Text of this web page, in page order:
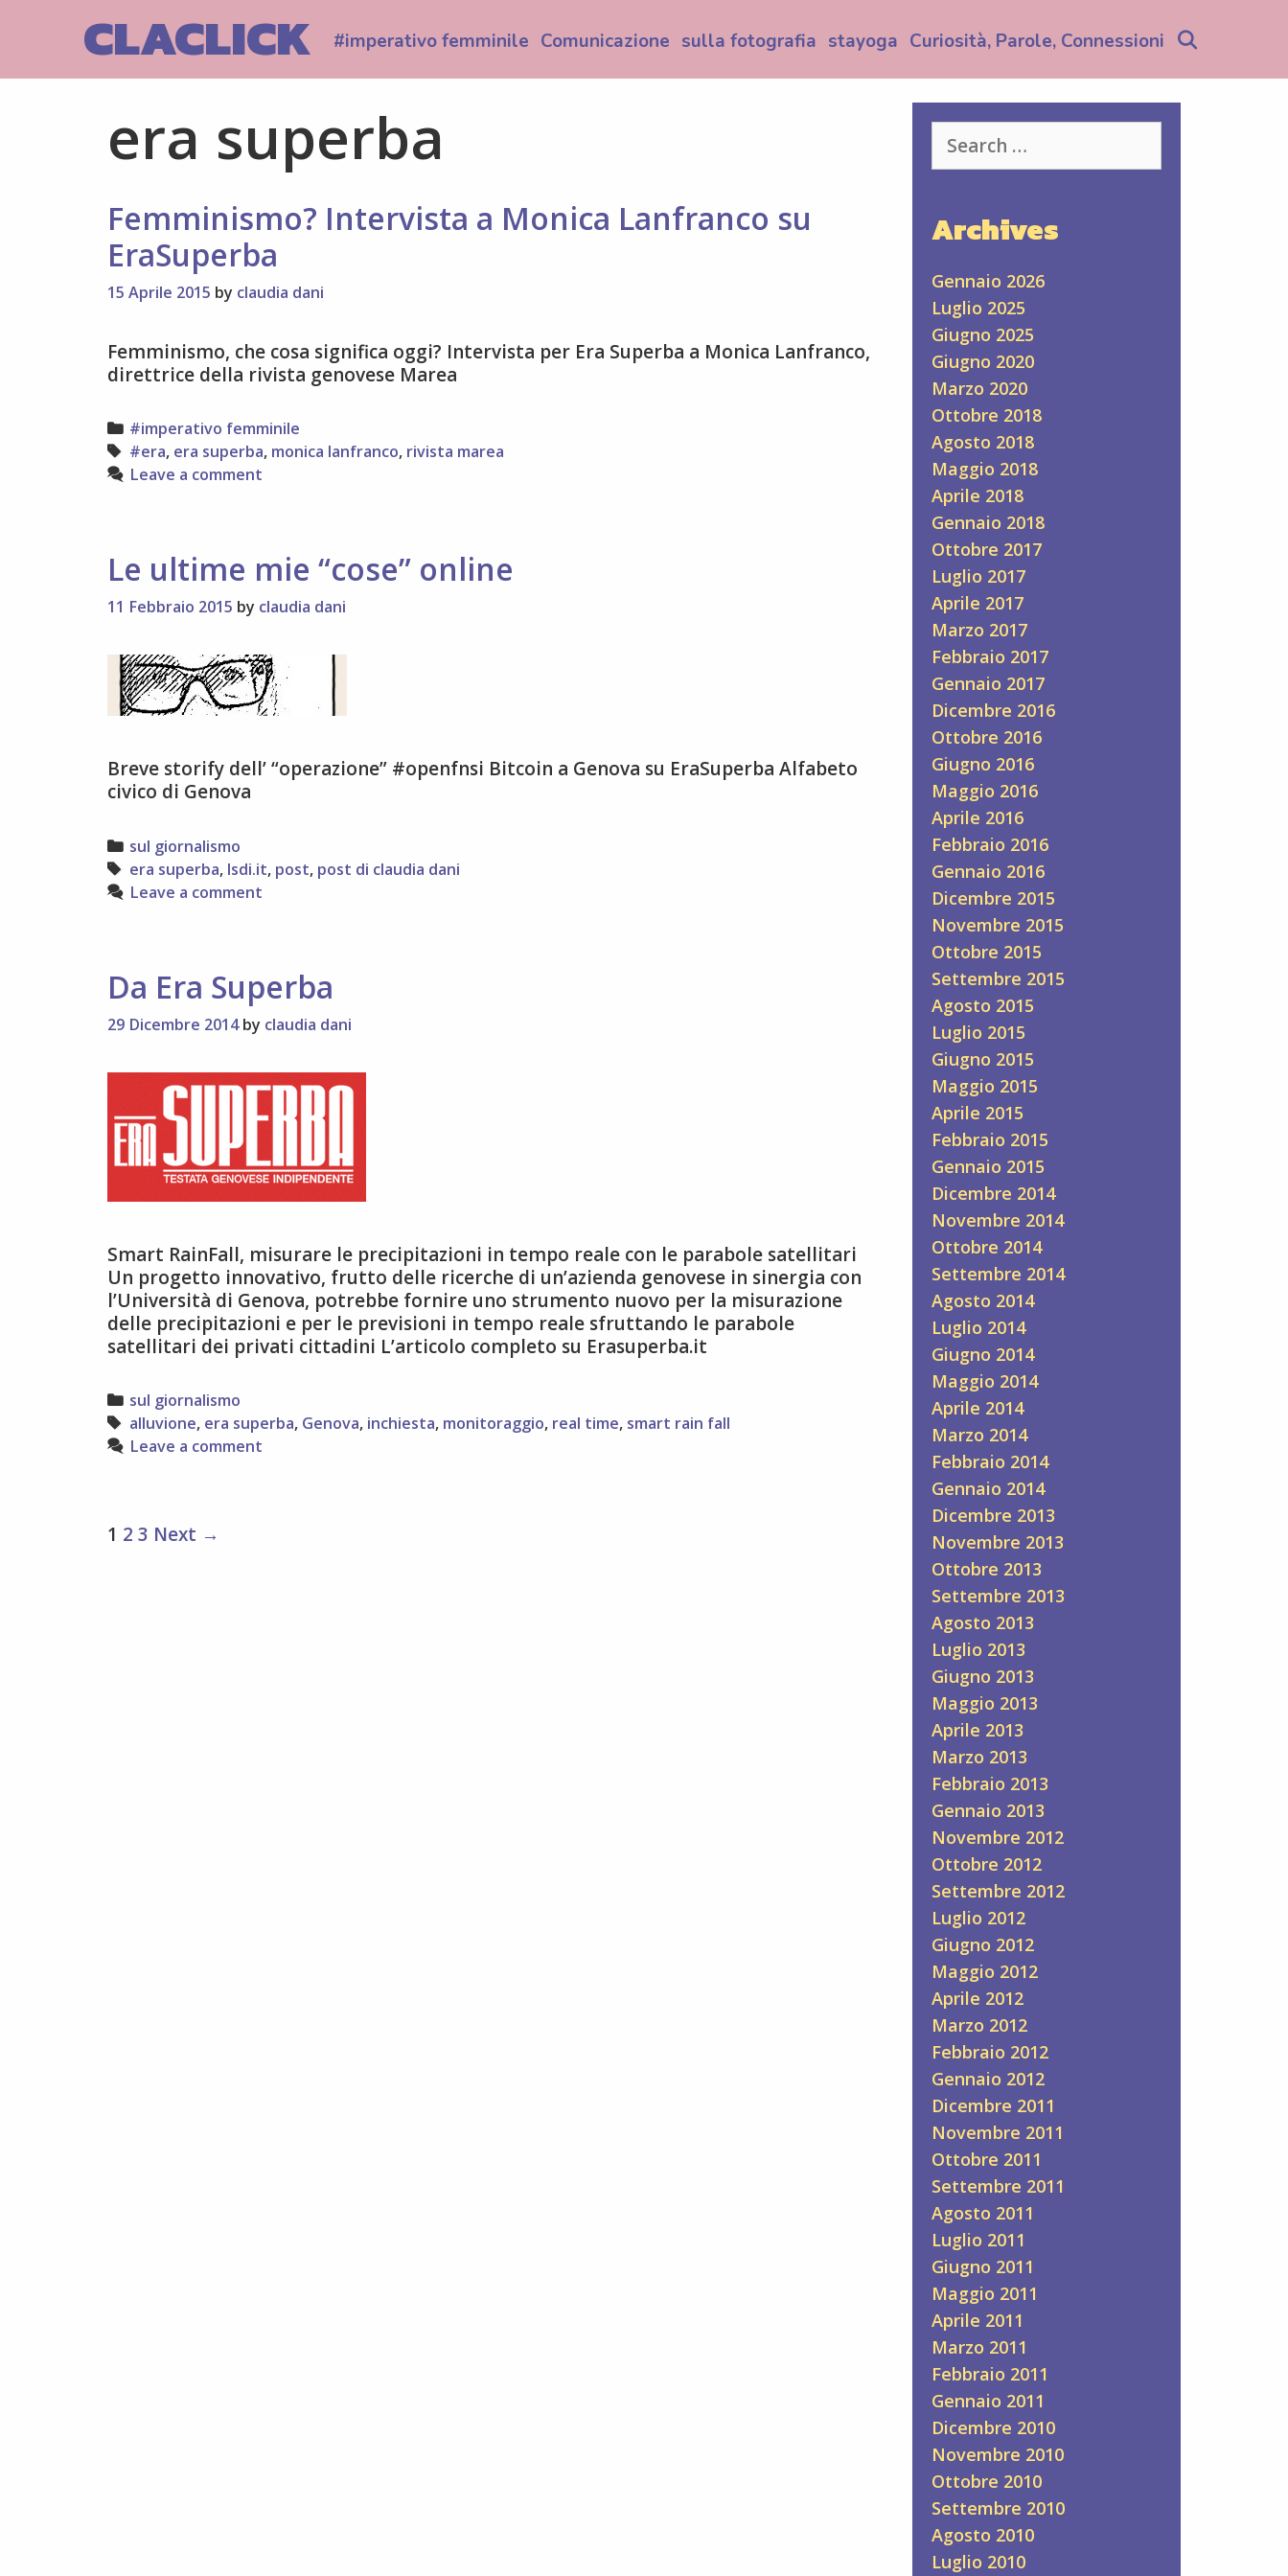
CLACLICK #imperativo femminile Comunicazione sulla fotografia stayoga Curiosità, Parole, Connessioni
era superba
Femminismo? Intervista a Monica Lanfranco su
EraSuperba
15 Aprile 2015 by claudia dani
Femminismo, che cosa significa oggi? Intervista per Era Superba a Monica Lanfranco,
direttrice della rivista genovese Marea
Categories
#imperativo femminile
Tags
#era, era superba, monica lanfranco, rivista marea
Leave a comment
Le ultime mie “cose” online
11 Febbraio 2015 by claudia dani
Breve storify dell’ “operazione” #openfnsi Bitcoin a Genova su EraSuperba Alfabeto
civico di Genova
Categories
sul giornalismo
Tags
era superba, lsdi.it, post, post di claudia dani
Leave a comment
Da Era Superba
29 Dicembre 2014 by claudia dani
Smart RainFall, misurare le precipitazioni in tempo reale con le parabole satellitari
Un progetto innovativo, frutto delle ricerche di un’azienda genovese in sinergia con
l’Università di Genova, potrebbe fornire uno strumento nuovo per la misurazione
delle precipitazioni e per le previsioni in tempo reale sfruttando le parabole
satellitari dei privati cittadini L’articolo completo su Erasuperba.it
Categories
sul giornalismo
Tags
alluvione, era superba, Genova, inchiesta, monitoraggio, real time, smart rain fall
Leave a comment
Post
1 2 3 Next →
for:
Archives
Gennaio 2026
Luglio 2025
Giugno 2025
Giugno 2020
Marzo 2020
Ottobre 2018
Agosto 2018
Maggio 2018
Aprile 2018
Gennaio 2018
Ottobre 2017
Luglio 2017
Aprile 2017
Marzo 2017
Febbraio 2017
Gennaio 2017
Dicembre 2016
Ottobre 2016
Giugno 2016
Maggio 2016
Aprile 2016
Febbraio 2016
Gennaio 2016
Dicembre 2015
Novembre 2015
Ottobre 2015
Settembre 2015
Agosto 2015
Luglio 2015
Giugno 2015
Maggio 2015
Aprile 2015
Febbraio 2015
Gennaio 2015
Dicembre 2014
Novembre 2014
Ottobre 2014
Settembre 2014
Agosto 2014
Luglio 2014
Giugno 2014
Maggio 2014
Aprile 2014
Marzo 2014
Febbraio 2014
Gennaio 2014
Dicembre 2013
Novembre 2013
Ottobre 2013
Settembre 2013
Agosto 2013
Luglio 2013
Giugno 2013
Maggio 2013
Aprile 2013
Marzo 2013
Febbraio 2013
Gennaio 2013
Novembre 2012
Ottobre 2012
Settembre 2012
Luglio 2012
Giugno 2012
Maggio 2012
Aprile 2012
Marzo 2012
Febbraio 2012
Gennaio 2012
Dicembre 2011
Novembre 2011
Ottobre 2011
Settembre 2011
Agosto 2011
Luglio 2011
Giugno 2011
Maggio 2011
Aprile 2011
Marzo 2011
Febbraio 2011
Gennaio 2011
Dicembre 2010
Novembre 2010
Ottobre 2010
Settembre 2010
Agosto 2010
Luglio 2010